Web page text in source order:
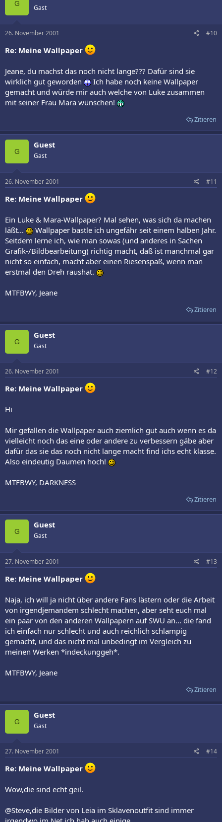
G Gast
26. November 2001 #10
Re: Meine Wallpaper
Jeane, du machst das noch nicht lange??? Dafür sind sie
wirklich gut geworden
Ich habe noch keine Wallpaper
gemacht und würde mir auch welche von Luke zusammen
mit seiner Frau Mara wünschen!
Zitieren
G
Guest
Gast
26. November 2001 #11
Re: Meine Wallpaper
Ein Luke & Mara-Wallpaper? Mal sehen, was sich da machen
läßt...
Wallpaper bastle ich ungefähr seit einem halben Jahr.
Seitdem lerne ich, wie man sowas (und anderes in Sachen
Grafik-/Bildbearbeitung) richtig macht, daß ist manchmal gar
nicht so einfach, macht aber einen Riesenspaß, wenn man
erstmal den Dreh raushat.
MTFBWY, Jeane
Zitieren
G
Guest
Gast
26. November 2001 #12
Re: Meine Wallpaper
Hi
Mir gefallen die Wallpaper auch ziemlich gut auch wenn es da
vielleicht noch das eine oder andere zu verbessern gäbe aber
dafür das sie das noch nicht lange macht find ichs echt klasse.
Also eindeutig Daumen hoch!
MTFBWY, DARKNESS
Zitieren
G
Guest
Gast
27. November 2001 #13
Re: Meine Wallpaper
Naja, ich will ja nicht über andere Fans lästern oder die Arbeit
von irgendjemandem schlecht machen, aber seht euch mal
ein paar von den anderen Wallpapern auf SWU an... die fand
ich einfach nur schlecht und auch reichlich schlampig
gemacht, und das nicht mal unbedingt im Vergleich zu
meinen Werken *indeckunggeh*.
MTFBWY, Jeane
Zitieren
G
Guest
Gast
27. November 2001 #14
Re: Meine Wallpaper
Wow,die sind echt geil.
@Steve,die Bilder von Leia im Sklavenoutfit sind immer